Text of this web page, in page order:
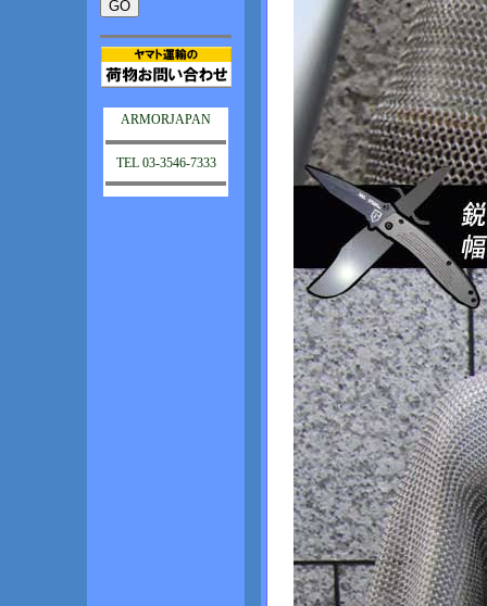
ARMORJAPAN
TEL 03-3546-7333